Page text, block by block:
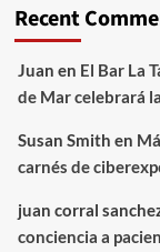
Recent
Juan en El Bar La
de Mar celebrará
Susan Smith en
carnés de
juan corral
conciencia a